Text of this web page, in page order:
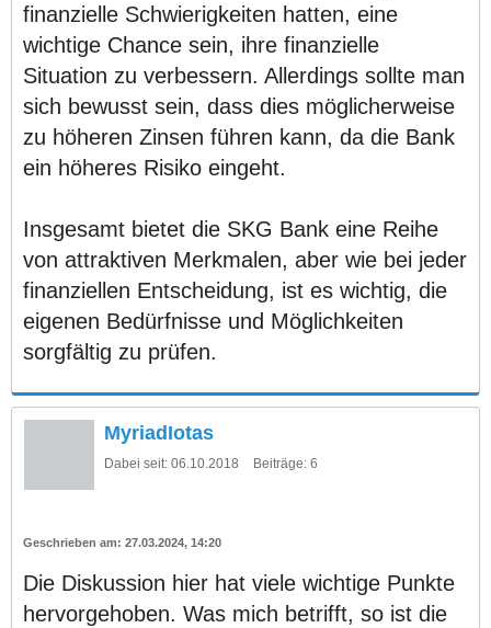
finanzielle Schwierigkeiten hatten, eine
wichtige Chance sein, ihre finanzielle
Situation zu verbessern. Allerdings sollte man
sich bewusst sein, dass dies möglicherweise
zu höheren Zinsen führen kann, da die Bank
ein höheres Risiko eingeht.
Insgesamt bietet die SKG Bank eine Reihe
von attraktiven Merkmalen, aber wie bei jeder
finanziellen Entscheidung, ist es wichtig, die
eigenen Bedürfnisse und Möglichkeiten
sorgfältig zu prüfen.
MyriadIotas
Dabei seit: 06.10.2018 Beiträge: 6
27.03.2024, 14:20
Die Diskussion hier hat viele wichtige Punkte
hervorgehoben. Was mich betrifft, so ist die